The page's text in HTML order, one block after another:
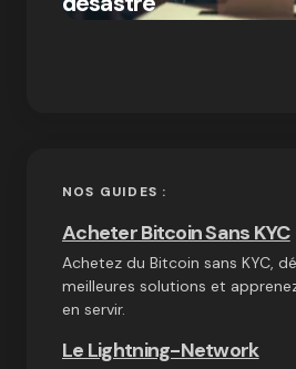
NOS GUIDES :
Acheter Bitcoin Sans KYC
Achetez du Bitcoin sans KYC,
meilleures solutions et
en servir.
Le Lightning-Network